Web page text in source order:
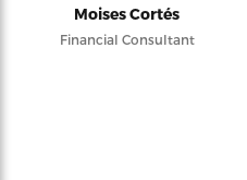
Moises Cortés
Financial Consultant